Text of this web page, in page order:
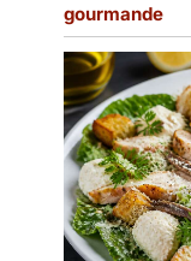
gourmande